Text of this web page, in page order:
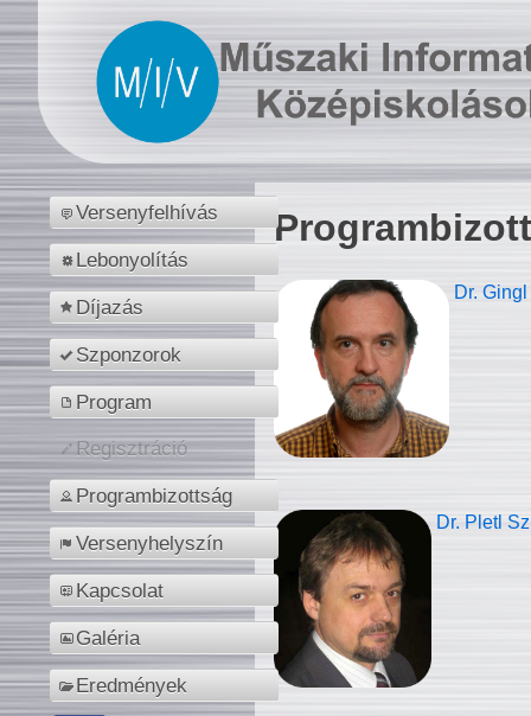
Versenyfelhívás
Lebonyolítás
Díjazás
Szponzorok
Program
Regisztráció
Programbizottság
Versenyhelyszín
Kapcsolat
Galéria
Eredmények
Dr.
Dr. Pletl